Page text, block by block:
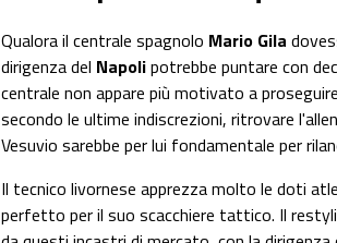
Qualora il centrale spagnolo Mario Gila
dirigenza del Napolipotrebbe puntare con
centrale non appare più motivato a
secondo le ultime indiscrezioni, ritrovare
Vesuvio sarebbe per lui fondamentale per
Il tecnico livornese apprezza molto le doti
perfetto per il suo scacchiere tattico. Il